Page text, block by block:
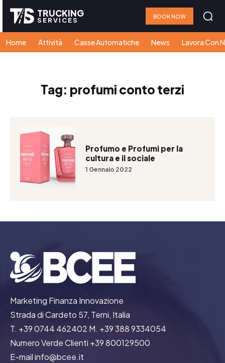
TRUCKING
SERVICES BOOK NOW
Home Attività Casse Automatiche News Lavora Con
Tag: profumi conto terzi
Profumo e Profumi per la
cultura e il sociale
1 Gennaio 2022
Marketing Finanza Innovazione
Strada di Cardeto 57, Terni, Italia
T. +39 0744 462402 M. +39 388 9334054
Numero Verde Clienti +39 800129500
E-mail info@bcee.it